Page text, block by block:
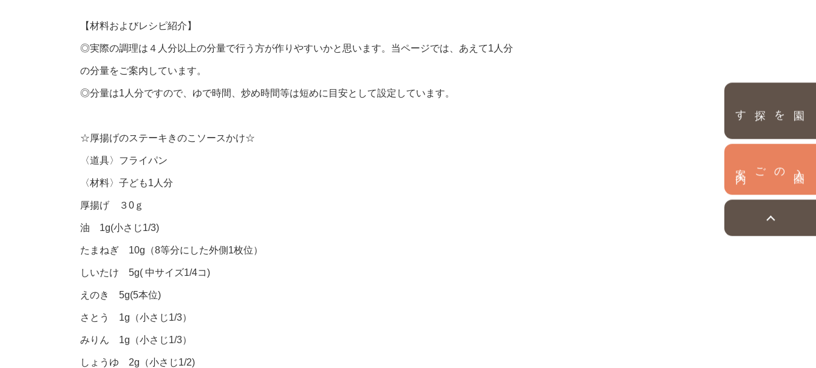
園を探す
【材料およびレシピ紹介】
◎実際の調理は４人分以上の分量で行う方が作りやすいかと思います。当ページでは、あえて1人分
の分量をご案内しています。
◎分量は1人分ですので、ゆで時間、炒め時間等は短めに目安として設定しています。
☆厚揚げのステーキきのこソースかけ☆
〈道具〉フライパン
〈材料〉子ども1人分
厚揚げ ３0ｇ
油 1g(小さじ1/3)
たまねぎ 10g（8等分にした外側1枚位）
しいたけ 5g( 中サイズ1/4コ)
えのき 5g(5本位)
さとう 1g（小さじ1/3）
みりん 1g（小さじ1/3）
しょうゆ 2g（小さじ1/2)